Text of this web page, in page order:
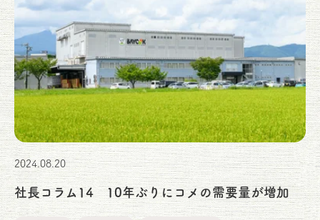
2024.08.20
社長コラム14 10年ぶりにコメの需要量が増加